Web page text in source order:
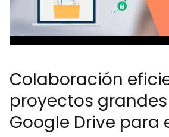
Colaboración
proyectos
Google Drive para